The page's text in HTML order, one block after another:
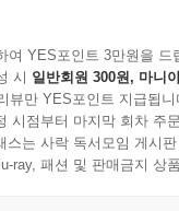
엔 마음을 울렁이게
」, 「얼마나 닮았는
독자들이 걸작을 세
어 상당수의 작품은
여 YES포인트 3만원을 드
시 일반회원 300원, 마니
뷰만 YES포인트 지급됩니
시점부터 마지막 회차 주
스는 사락 독서모임 게시
ray, 패션 및 판매금지 상